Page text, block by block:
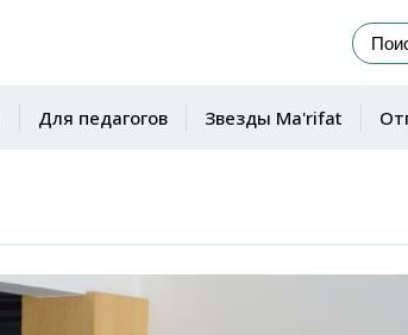
Для педагогов Звезды Ma'rifat